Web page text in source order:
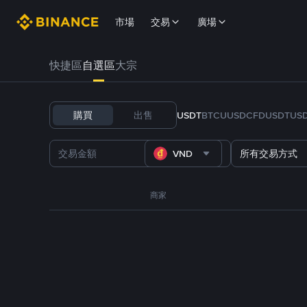
市場 交易 廣場
快捷區自選區大宗
購買 出售 USDTBTCUUSDCFDUSD
VND 所有交易方式
商家